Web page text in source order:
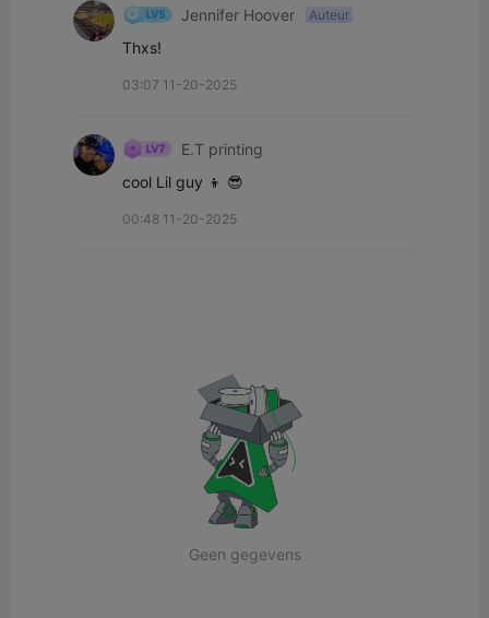
Jennifer Hoover Auteur
Thxs!
03:07 11-20-2025
E.T printing
cool Lil guy 👦 😎
00:48 11-20-2025
Geen gegevens